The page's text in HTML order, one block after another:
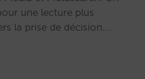
une lecture plus
la prise de décision.…